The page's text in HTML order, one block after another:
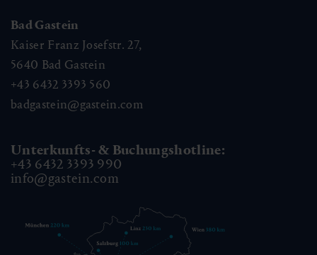
Bad Gastein
Kaiser Franz Josefstr. 27,
5640 Bad Gastein
+43 6432 3393 560
badgastein@gastein.com
Unterkunfts- & Buchungshotline:
+43 6432 3393 990
info@gastein.com